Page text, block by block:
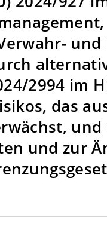
2994 im
das
und zur